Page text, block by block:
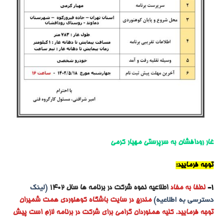
غار رودافشان به سرپرستی مهیار کرمی
توجه فرمایید:
1- لطفا به مفاداطلاعیه نحوه شرکت در برنامه ها سال ۱۴۰۲
(لینک
دسترسی به اطلاعیه) مندرج در سایت باشگاه کوهنوردی همت شمیران
توجه فرمایید. کلیه همنوردان گرامی برای شرکت در برنامه لازم است پیش